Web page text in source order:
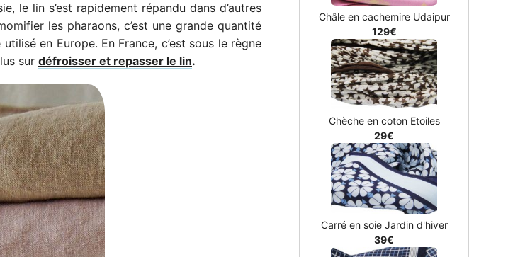
le lin s’est rapidement répandu dans d’autres
les pharaons, c’est une grande quantité
en Europe. En France, c’est sous le règne
sur défroisser et repasser le lin.
Châle en cachemire Udaipur
129€
Chèche en coton Etoiles
29€
Carré en soie Jardin d'hiver
39€